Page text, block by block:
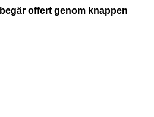
offert genom knappen